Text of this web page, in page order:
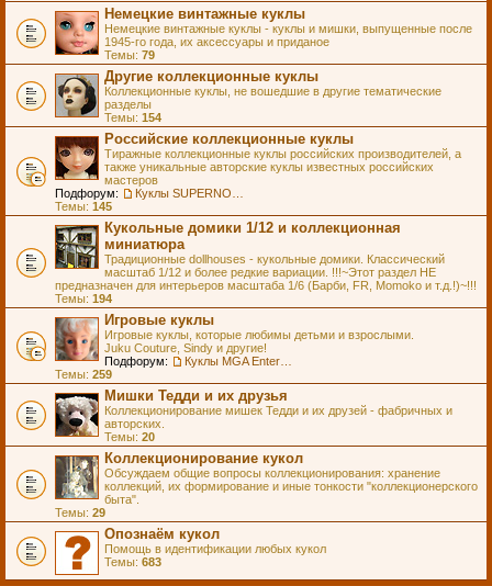
Немецкие винтажные куклы
Немецкие винтажные куклы - куклы и мишки, выпущенные после
1945-го года, их аксессуары и приданое
Темы: 79
Другие коллекционные куклы
Коллекционные куклы, не вошедшие в другие тематические
разделы
Темы: 154
Российские коллекционные куклы
Тиражные коллекционные куклы российских производителей, а
также уникальные авторские куклы известных российских
мастеров
Подфорум:
Темы: 145
Кукольные домики 1/12 и коллекционная
миниатюра
Традиционные dollhouses - кукольные домики. Классический
масштаб 1/12 и более редкие вариации. !!!~Этот раздел НЕ
предназначен для интерьеров масштаба 1/6 (Барби, FR, Momoko и т.д.!)~!!!
Темы: 194
Игровые куклы
Игровые куклы, которые любимы детьми и взрослыми.
Juku Couture, Sindy и другие!
Подфорум:
Темы: 259
Мишки Тедди и их друзья
Коллекционирование мишек Тедди и их друзей - фабричных и
авторских.
Темы: 20
Коллекционирование кукол
Обсуждаем общие вопросы коллекционирования: хранение
коллекций, их формирование и иные тонкости "коллекционерского
быта".
Темы: 29
Опознаём кукол
Помощь в идентификации любых кукол
Темы: 683